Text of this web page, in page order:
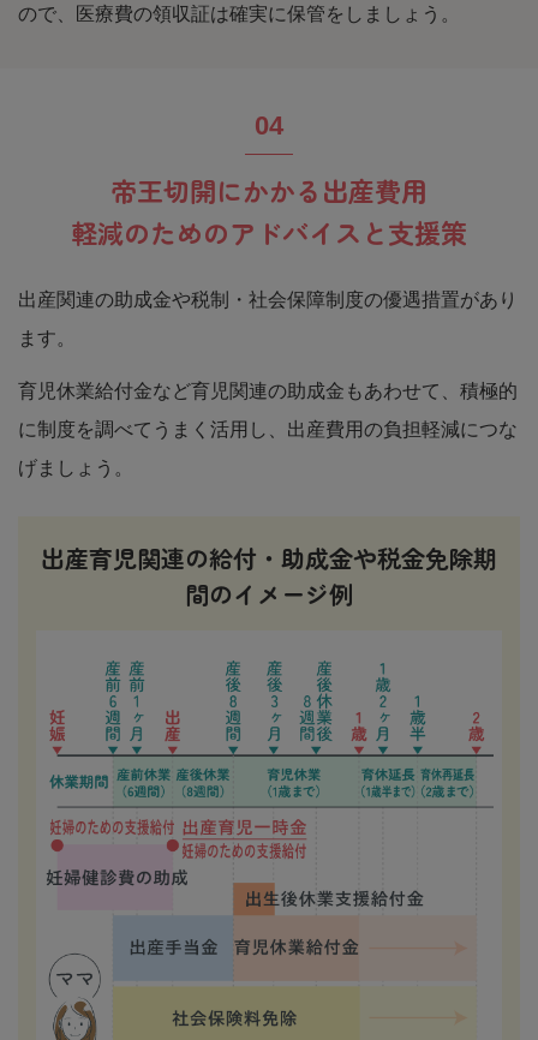
ので、医療費の領収証は確実に保管をしましょう。
帝王切開にかかる出産費用
軽減のためのアドバイスと支援策
出産関連の助成金や税制・社会保障制度の優遇措置があり
ます。
育児休業給付金など育児関連の助成金もあわせて、積極的
に制度を調べてうまく活用し、出産費用の負担軽減につな
げましょう。
出産育児関連の給付・助成金や税金免除期
間のイメージ例